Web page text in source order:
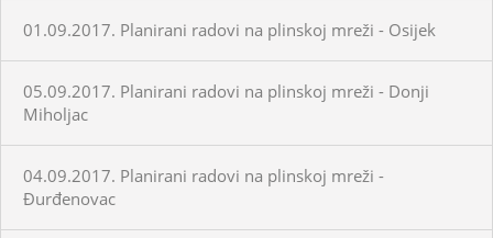
01.09.2017. Planirani radovi na plinskoj mreži - Osijek
05.09.2017. Planirani radovi na plinskoj mreži - Donji
Miholjac
04.09.2017. Planirani radovi na plinskoj mreži -
Đurđenovac